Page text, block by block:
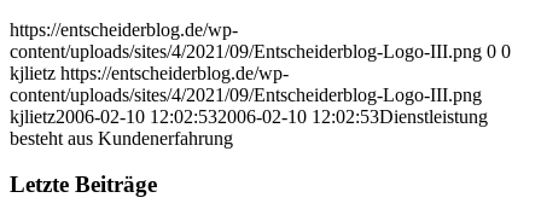
https://entscheiderblog.de/wp-
content/uploads/sites/4/2021/09/Entscheiderblog-Logo-III.png 0 0
kjlietz https://entscheiderblog.de/wp-
content/uploads/sites/4/2021/09/Entscheiderblog-Logo-III.png
kjlietz2006-02-10 12:02:532006-02-10 12:02:53Dienstleistung
besteht aus Kundenerfahrung
Letzte Beiträge